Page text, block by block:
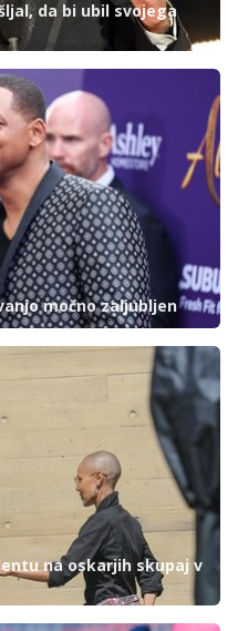
da bi ubil svojega
močno zaljubljen
na oskarjih skupaj v